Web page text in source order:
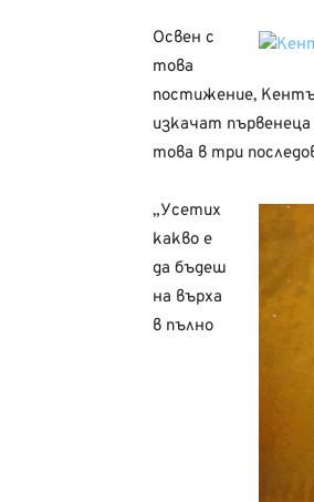
Освен с
това
постижение,
изкачат
това в три
„Усетих
какво е
да бъдеш
на върха
в пълно